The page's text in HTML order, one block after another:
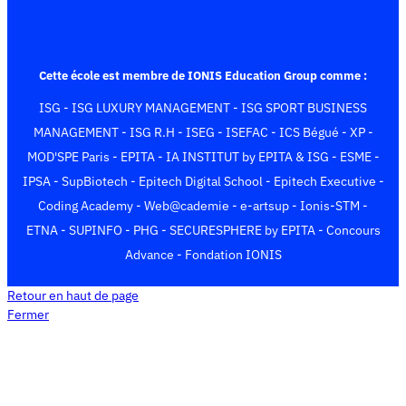
o
k
g
a
m
t
e
r
d
n
o
k
g
a
m
k
b
Cette école est membre de IONIS Education Group comme :
ISG - ISG LUXURY MANAGEMENT - ISG SPORT BUSINESS
MANAGEMENT- ISG R.H - ISEG - ISEFAC - ICS Bégué - XP-
MOD'SPE Paris - EPITA- IA INSTITUT by EPITA & ISG - ESME-
IPSA- SupBiotech - Epitech Digital School- Epitech Executive -
Coding Academy - Web@cademie - e-artsup - Ionis-STM -
ETNA- SUPINFO - PHG - SECURESPHERE by EPITA- Concours
Advance - Fondation IONIS
Retour en haut de page
Fermer